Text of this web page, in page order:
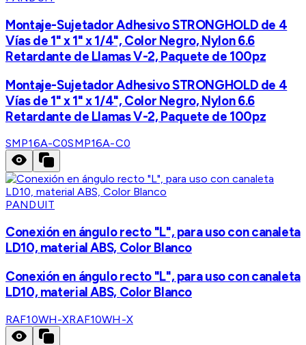
Montaje-Sujetador Adhesivo STRONGHOLD de 4
Vías de 1" x 1" x 1/4", Color Negro, Nylon 6.6
Retardante de Llamas V-2, Paquete de 100pz
Montaje-Sujetador Adhesivo STRONGHOLD de 4
Vías de 1" x 1" x 1/4", Color Negro, Nylon 6.6
Retardante de Llamas V-2, Paquete de 100pz
SMP16A-C0SMP16A-C0
PANDUIT
Conexión en ángulo recto "L", para uso con canaleta
LD10, material ABS, Color Blanco
Conexión en ángulo recto "L", para uso con canaleta
LD10, material ABS, Color Blanco
RAF10WH-XRAF10WH-X